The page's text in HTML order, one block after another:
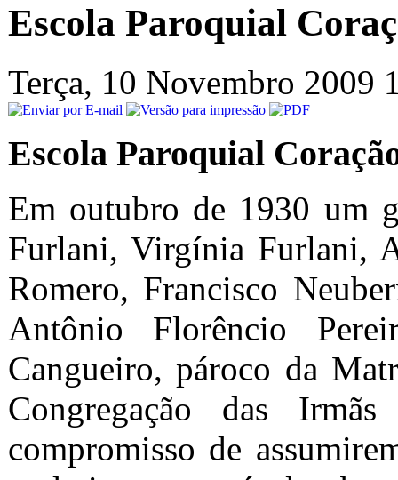
Escola Paroquial
Terça, 10 Novembro 2009
Escola Paroquial
Em outubro de 1930 um
Furlani, Virgínia Furlani,
Romero, Francisco
Antônio Florêncio
Cangueiro, pároco da
Congregação das
compromisso de